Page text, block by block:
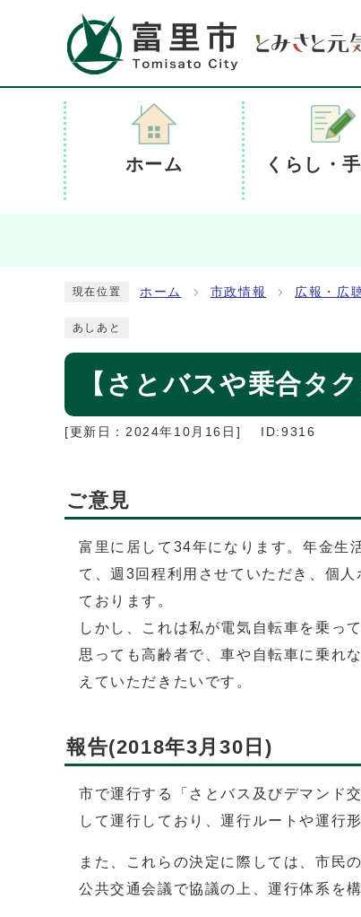
ホーム くらし・
現在位置 ホーム 市政情報 広報・広
あしあと
【さとバスや乗合タ
[更新日： 2024年10月16日 ] ID:9316
ご意見
富里に居して34年になります。年金生
て、週3回程利用させていただき、個
ております。
しかし、これは私が電気自転車を乗っ
思っても高齢者で、車や自転車に乗れ
えていただきたいです。
報告(2018年3月30日)
市で運行する「さとバス及びデマンド
して運行しており、運行ルートや運行
また、これらの決定に際しては、市民
公共交通会議で協議の上、運行体系を